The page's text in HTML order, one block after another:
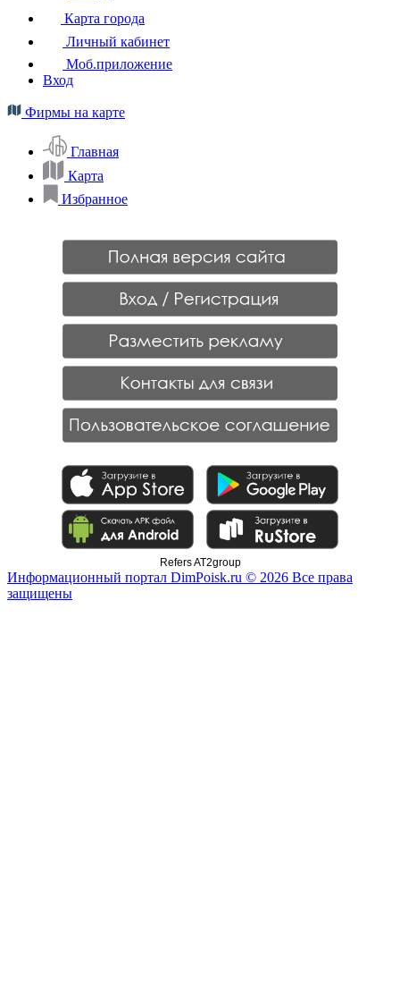
Карта города
Личный кабинет
Моб.приложение
Вход
Фирмы на карте
Главная
Карта
Избранное
Refers AT2group
Информационный портал DimPoisk.ru © 2026 Все права
защищены